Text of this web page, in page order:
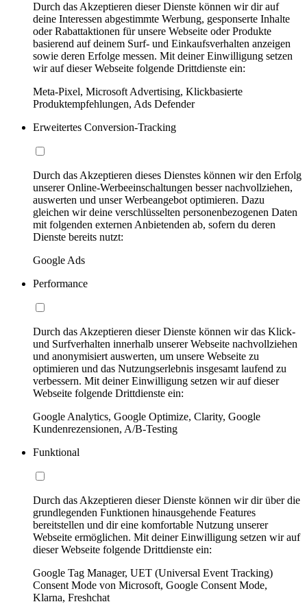
Durch das Akzeptieren dieser Dienste können wir dir auf
deine Interessen abgestimmte Werbung, gesponserte Inhalte
oder Rabattaktionen für unsere Webseite oder Produkte
basierend auf deinem Surf- und Einkaufsverhalten anzeigen
sowie deren Erfolge messen. Mit deiner Einwilligung setzen
wir auf dieser Webseite folgende Drittdienste ein:
Meta-Pixel, Microsoft Advertising, Klickbasierte
Produktempfehlungen, Ads Defender
Erweitertes Conversion-Tracking
Durch das Akzeptieren dieses Dienstes können wir den Erfolg
unserer Online-Werbeeinschaltungen besser nachvollziehen,
auswerten und unser Werbeangebot optimieren. Dazu
gleichen wir deine verschlüsselten personenbezogenen Daten
mit folgenden externen Anbietenden ab, sofern du deren
Dienste bereits nutzt:
Google Ads
Performance
Durch das Akzeptieren dieser Dienste können wir das Klick-
und Surfverhalten innerhalb unserer Webseite nachvollziehen
und anonymisiert auswerten, um unsere Webseite zu
optimieren und das Nutzungserlebnis insgesamt laufend zu
verbessern. Mit deiner Einwilligung setzen wir auf dieser
Webseite folgende Drittdienste ein:
Google Analytics, Google Optimize, Clarity, Google
Kundenrezensionen, A/B-Testing
Funktional
Durch das Akzeptieren dieser Dienste können wir dir über die
grundlegenden Funktionen hinausgehende Features
bereitstellen und dir eine komfortable Nutzung unserer
Webseite ermöglichen. Mit deiner Einwilligung setzen wir auf
dieser Webseite folgende Drittdienste ein:
Google Tag Manager, UET (Universal Event Tracking)
Consent Mode von Microsoft, Google Consent Mode,
Klarna, Freshchat